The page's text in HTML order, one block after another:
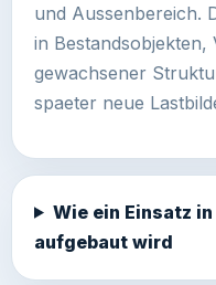
und Aussenbereich.
in Bestandsobjekten,
gewachsener
spaeter neue
Wie ein Einsatz
aufgebaut wird